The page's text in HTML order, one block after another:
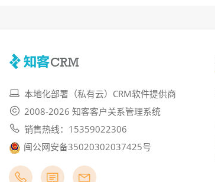
本地化部署（私有云）CRM软件提供商
2008-2026 知客客户关系管理系统
销售热线：15359022306
闽公网安备35020302037425号